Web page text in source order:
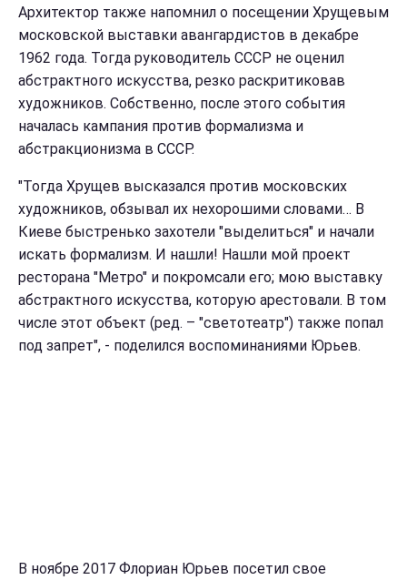
Архитектор также напомнил о посещении Хрущевым
московской выставки авангардистов в декабре
1962 года. Тогда руководитель СССР не оценил
абстрактного искусства, резко раскритиковав
художников. Собственно, после этого события
началась кампания против формализма и
абстракционизма в СССР.
"Тогда Хрущев высказался против московских
художников, обзывал их нехорошими словами… В
Киеве быстренько захотели "выделиться" и начали
искать формализм. И нашли! Нашли мой проект
ресторана "Метро" и покромсали его; мою выставку
абстрактного искусства, которую арестовали. В том
числе этот объект (ред. – "светотеатр") также попал
под запрет", - поделился воспоминаниями Юрьев.
В ноябре 2017 Флориан Юрьев посетил свое